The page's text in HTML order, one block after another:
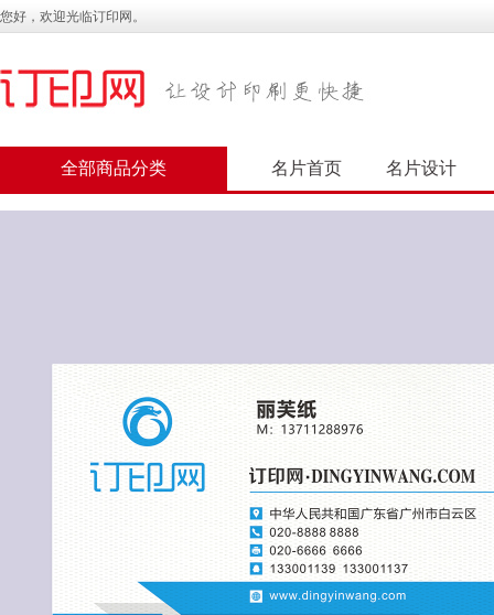
您好，欢迎光临订印网。
全部商品分类 名片首页 名片设计